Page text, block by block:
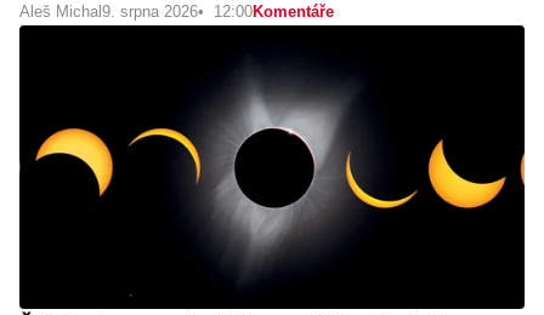
Aleš Michal 9. srpna 2026 12:00Komentáře